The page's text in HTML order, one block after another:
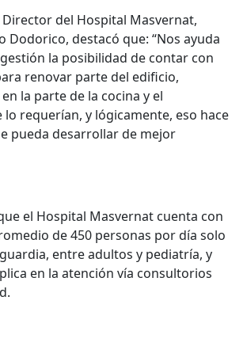
del Hospital Masvernat,
Dodorico, destacó que: “Nos ayuda
la posibilidad de contar con
renovar parte del edificio,
la parte de la cocina y el
requerían, y lógicamente, eso hace
pueda desarrollar de mejor
el Hospital Masvernat cuenta con
de 450 personas por día solo
entre adultos y pediatría, y
en la atención vía consultorios